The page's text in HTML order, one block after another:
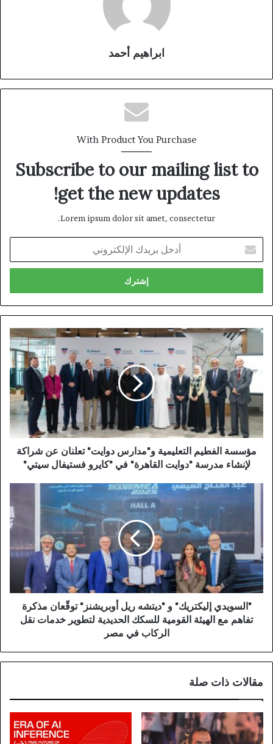
ابراهيم أحمد
With Product You Purchase
Subscribe to our mailing list to
get the new updates!
Lorem ipsum dolor sit amet, consectetur.
بريدك
الإلكتروني
مؤسسة الفطيم التعليمية و"مدارس دوايت" تعلنان عن شراكة
لإنشاء مدرسة "دوايت القاهرة" في "كايرو فستيفال سيتي"
"السويدي إليكتريك" و "ديتشه ريل أوبريشنز" توقّعان مذكرة
تفاهم مع الهيئة القومية للسكك الحديدية لتطوير خدمات نقل
الركاب في مصر
مقالات ذات صلة